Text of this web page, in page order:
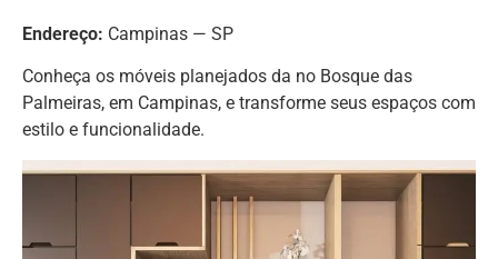
Endereço: Campinas — SP
Conheça os móveis planejados da no Bosque das
Palmeiras, em Campinas, e transforme seus espaços com
estilo e funcionalidade.